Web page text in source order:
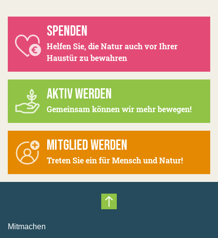
SPENDEN
Helfen Sie, die Natur auch vor Ihrer
Haustür zu bewahren
AKTIV WERDEN
Gemeinsam können wir mehr bewegen!
MITGLIED WERDEN
Treten Sie ein für Mensch und Natur!
Nach oben scrollen
Mitmachen